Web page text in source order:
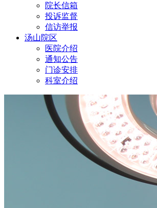
院长信箱
投诉监督
信访举报
汤山院区
医院介绍
通知公告
门诊安排
科室介绍